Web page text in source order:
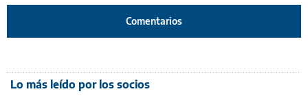
Comentarios
Lo más leído por los socios